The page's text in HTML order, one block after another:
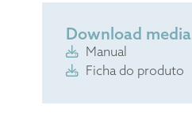
Download media
Manual
Ficha do produto